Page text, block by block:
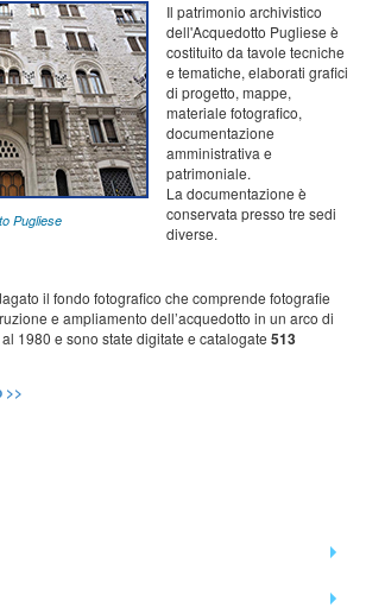
Pugliese
Il patrimonio archivistico
dell'Acquedotto Pugliese è
costituito da tavole tecniche
e tematiche, elaborati grafici
di progetto, mappe,
materiale fotografico,
documentazione
amministrativa e
patrimoniale.
La documentazione è
conservata presso tre sedi
diverse.
il fondo fotografico che comprende fotografie
e ampliamento dell’acquedotto in un arco di
1980 e sono state digitate e catalogate 513
>>